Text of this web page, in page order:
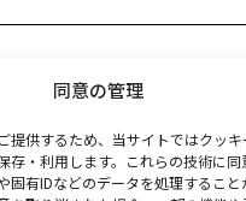
同意の管理
提供するため、当サイトではクッ
存・利用します。これらの技術に同
固有IDなどのデータを処理すること